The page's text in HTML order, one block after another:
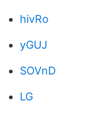
hivRo
yGUJ
SOVnD
LG